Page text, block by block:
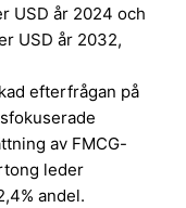
USD år 2024 och
USD år 2032,
efterfrågan på
av FMCG-
leder
andel.